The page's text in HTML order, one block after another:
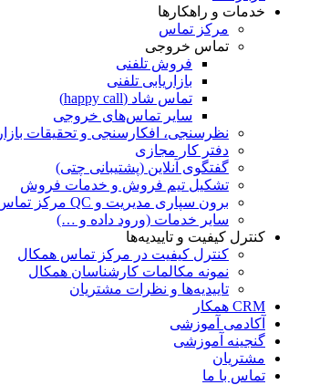
خدمات و راهکارها
مرکز تماس
تماس خروجی
فروش تلفنی
بازاریابی تلفنی
تماس شاد (happy call)
سایر تماس‌های خروجی
نظرسنجی، افکارسنجی و تحقیقات بازار
دفتر کار مجازی
گفتگوی آنلاین (پشتیبانی چتی)
تشکیل تیم فروش و خدمات فروش
برون سپاری مدیریت و QC مرکز تماس
سایر خدمات (ورود داده و …)
کنترل کیفیت و تاییدیه‌ها
کنترل کیفیت در مرکز تماس همکال
نمونه مکالمات کارشناسان همکال
تاییدیه‌ها و نظرات مشتریان
CRM همکار
آکادمی آموزشی
گنجینه آموزشی
مشتریان
تماس با ما